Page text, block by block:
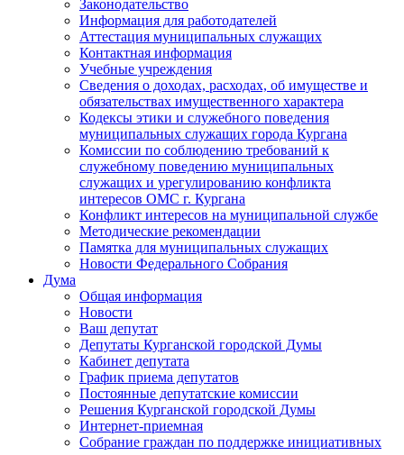
Законодательство
Информация для работодателей
Аттестация муниципальных служащих
Контактная информация
Учебные учреждения
Сведения о доходах, расходах, об имуществе и
обязательствах имущественного характера
Кодексы этики и служебного поведения
муниципальных служащих города Кургана
Комиссии по соблюдению требований к
служебному поведению муниципальных
служащих и урегулированию конфликта
интересов ОМС г. Кургана
Конфликт интересов на муниципальной службе
Методические рекомендации
Памятка для муниципальных служащих
Новости Федерального Cобрания
Дума
Общая информация
Новости
Ваш депутат
Депутаты Курганской городской Думы
Кабинет депутата
График приема депутатов
Постоянные депутатские комиссии
Решения Курганской городской Думы
Интернет-приемная
Собрание граждан по поддержке инициативных